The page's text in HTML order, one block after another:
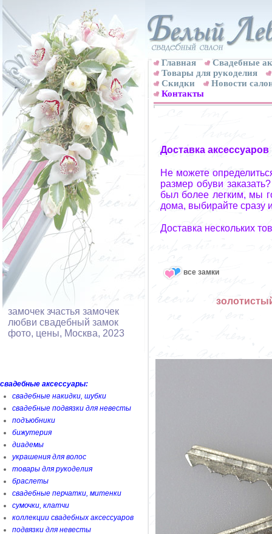
замочек зчастья замочек
любви свадебный замок
фото, цены, Москва, 2023
свадебные аксессуары:
свадебные накидки, шубки
свадебные подвязки для невесты
подъюбники
бижутерия
диадемы
украшения для волос
товары для рукоделия
браслеты
свадебные перчатки, митенки
сумочки, клатчи
коллекции свадебных аксессуаров
подвязки для невесты
Главная
Свадебные
Товары для рукоделия
Скидки
Новости
Контакты
Доставка
Не можете
размер обуви
был более легким, мы
дома, выбирайте сразу
Доставка нескольких
все замки